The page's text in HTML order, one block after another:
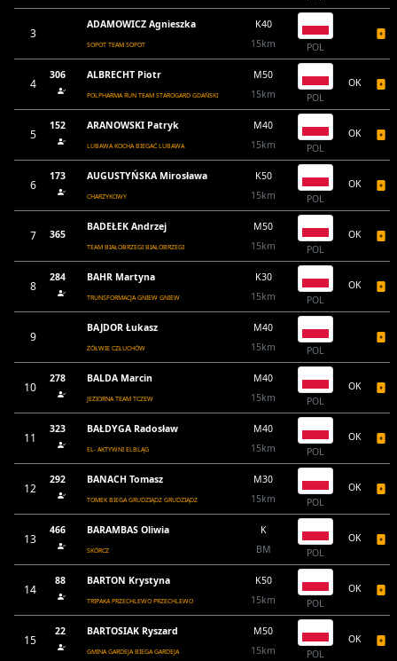
3
ADAMOWICZ Agnieszka
SOPOT TEAM SOPOT
K40
15km
POL
4
306 ALBRECHT Piotr
POLPHARMA RUN TEAM STAROGARD GDAŃSKI
M50
15km
POL
OK
5
152 ARANOWSKI Patryk
LUBAWA KOCHA BIEGAĆ LUBAWA
M40
15km
POL
OK
6
173 AUGUSTYŃSKA Mirosława
CHARZYKOWY
K50
15km
POL
OK
7 365
BADEŁEK Andrzej
TEAM BIAŁOBRZEGI BIAŁOBRZEGI
M50
15km
POL
OK
8
284 BAHR Martyna
TRUNSFORMACJA GNIEW GNIEW
K30
15km
POL
OK
9
BAJDOR Łukasz
ŻÓŁWIE CZŁUCHÓW
M40
15km
POL
10
278 BALDA Marcin
JEZIORNA TEAM TCZEW
M40
15km
POL
OK
11
323 BAŁDYGA Radosław
EL- AKTYWNI ELBLĄG
M40
15km
POL
OK
12
292 BANACH Tomasz
TOMEK BIEGA GRUDZIĄDZ GRUDZIĄDZ
M30
15km
POL
OK
13
466 BARAMBAS Oliwia
SKÓRCZ
K
BM
POL
OK
14
88 BARTON Krystyna
TRIPAKA PRZECHLEWO PRZECHLEWO
K50
15km
POL
OK
15
22 BARTOSIAK Ryszard
GMINA GARDEJA BIEGA GARDEJA
M50
15km
POL
OK